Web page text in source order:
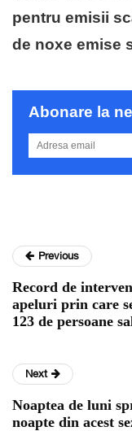
pentru emisii
de noxe emise
Abonare la
Previous
Record de
apeluri prin care
123 de persoane
Next
Noaptea de luni
noapte din acest